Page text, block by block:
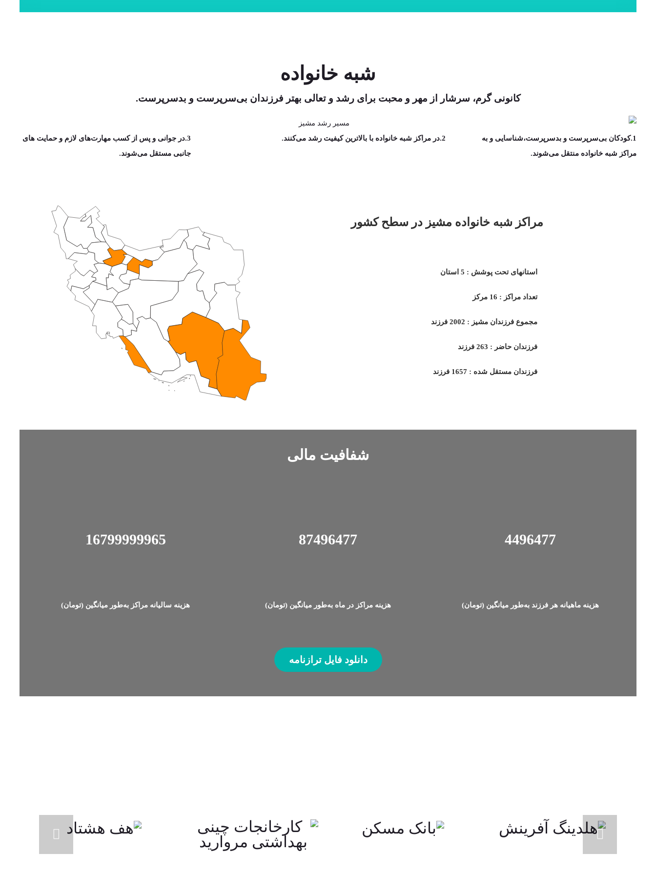
شبه خانواده
کانونی گرم، سرشار از مهر و محبت برای رشد و تعالی بهتر فرزندان بی‌سرپرست و بد‌سرپرست.
1.کودکان بی‌سرپرست و بدسرپرست،شناسایی و به
مراکز شبه خانواده منتقل می‌‍‌شوند.
2.در مراکز شبه خانواده با بالاترین کیفیت رشد می‌کنند.
3.در جوانی و پس از کسب مهارت‌های لازم‌ و حمایت های
جانبی مستقل می‌شوند.
مراکز شبه خانواده مشیز در سطح کشور
استانهای تحت پوشش : 5 استان
تعداد مراکز : 16 مرکز
مجموع فرزندان مشیز : 2002 فرزند
فرزندان حاضر : 263 فرزند
فرزندان مستقل شده : 1657 فرزند
شفافیت‌ مالی
4498637
هزینه‌ ماهیانه هر فرزند به‌طور میانگین (تومان)
87498637
هزینه ‌مراکز در ماه ‌به‌‌طور میانگین (تومان)
16799999987
هزینه‌ سالیانه ‌مراکز به‌طور میانگین (تومان)
دانلود فایل ترازنامه